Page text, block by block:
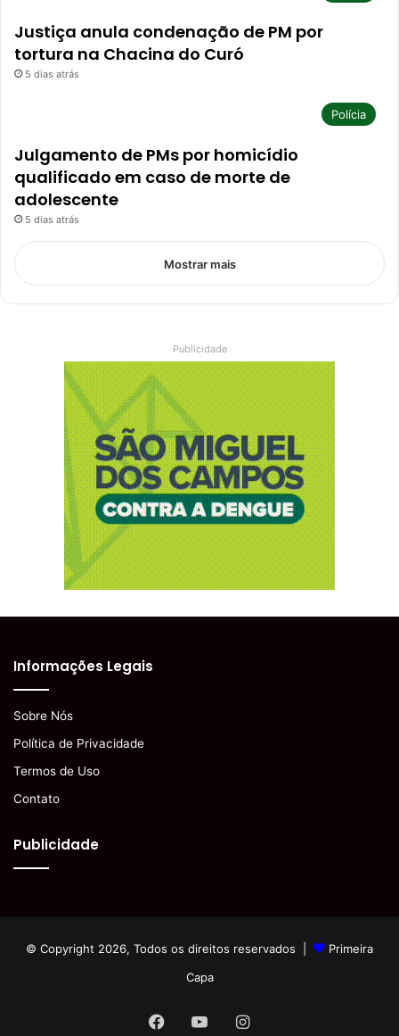
Justiça anula condenação de PM por
tortura na Chacina do Curó
5 dias atrás
Polícia
Julgamento de PMs por homicídio
qualificado em caso de morte de
adolescente
5 dias atrás
Mostrar mais
Publicidade
Informações Legais
Sobre Nós
Política de Privacidade
Termos de Uso
Contato
Publicidade
© Copyright 2026, Todos os direitos reservados |
Primeira
Capa
Facebook
YouTubeInstagram